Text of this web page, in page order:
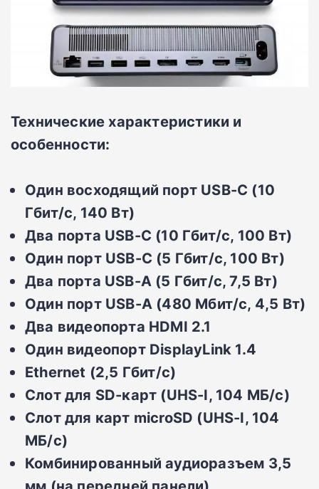
Технические характеристики и
особенности:
Один восходящий порт USB-C (10
Гбит/с, 140 Вт)
Два порта USB-C (10 Гбит/с, 100 Вт)
Один порт USB-C (5 Гбит/с, 100 Вт)
Два порта USB-A (5 Гбит/с, 7,5 Вт)
Один порт USB-A (480 Мбит/с, 4,5 Вт)
Два видеопорта HDMI 2.1
Один видеопорт DisplayLink 1.4
Ethernet (2,5 Гбит/с)
Слот для SD-карт (UHS-I, 104 МБ/с)
Слот для карт microSD (UHS-I, 104
МБ/с)
Комбинированный аудиоразъем 3,5